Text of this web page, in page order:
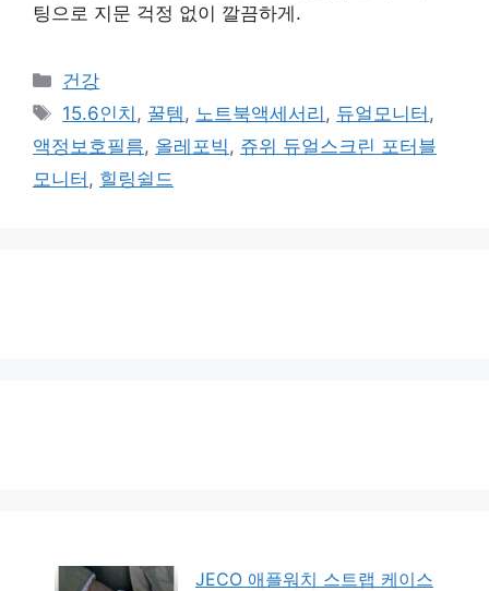
팅으로 지문 걱정 없이 깔끔하게.
카
테
리
건강
태
그
15.6인치 , 꿀템 , 노트북액세서리 , 듀얼모니터 ,
액정보호필름, 올레포빅 , 쥬위 듀얼스크린 포터블
모니터 , 힐링쉴드
JECO 애플워치 스트랩 케이스